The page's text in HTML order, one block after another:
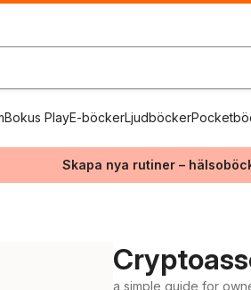
Bokus PlayE-böckerLjudböcker
Skapa nya rutiner –
a simple guide for